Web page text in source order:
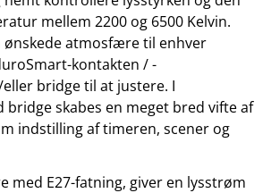
mellem 2200 og 6500 Kelvin.
ønskede atmosfære til enhver
kontakten / -
bridge til at justere. I
bridge skabes en meget bred vifte af
indstilling af timeren, scener og
med E27-fatning, giver en lysstrøm